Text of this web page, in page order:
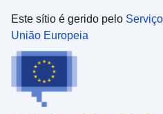
Este sítio é gerido pelo
União Europeia